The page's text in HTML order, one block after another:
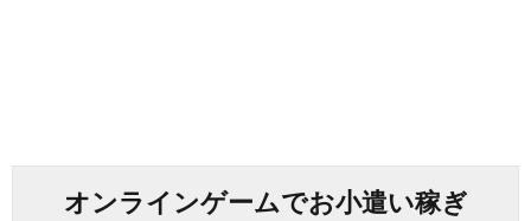
オンラインゲームでお小遣い稼ぎ